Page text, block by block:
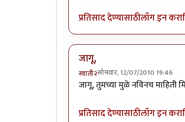
प्रतिसाद देण्यासाठीलॉग इन करा
जागू,
स्वाती२सोमवार, 12/07/2010 19:46
जागू, तुमच्या मुळे नविनच माहिती
प्रतिसाद देण्यासाठीलॉग इन करा